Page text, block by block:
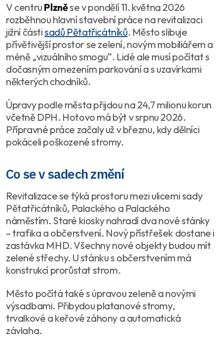
V centru Plzněse v pondělí 11. května 2026
rozběhnou hlavní stavební práce na revitalizaci
jižní částisadů Pětatřicátníků. Město slibuje
přívětivější prostor se zelení, novým mobiliářem a
méně „vizuálního smogu“. Lidé ale musí počítat s
dočasným omezením parkování a s uzavírkami
některých chodníků.
Úpravy podle města přijdou na 24,7 milionu korun
včetně DPH. Hotovo má být v srpnu 2026.
Přípravné práce začaly už v březnu, kdy dělníci
pokáceli poškozené stromy.
Co se v sadech změní
Revitalizace se týká prostoru mezi ulicemi sady
Pětatřicátníků, Palackého a Palackého
náměstím. Staré kiosky nahradí dva nové stánky
– trafika a občerstvení. Nový přístřešek dostane i
zastávka MHD. Všechny nové objekty budou mít
zelené střechy. U stánku s občerstvením má
konstrukcí prorůstat strom.
Město počítá také s úpravou zeleně a novými
výsadbami. Přibydou platanové stromy,
trvalkové a keřové záhony a automatická
závlaha.